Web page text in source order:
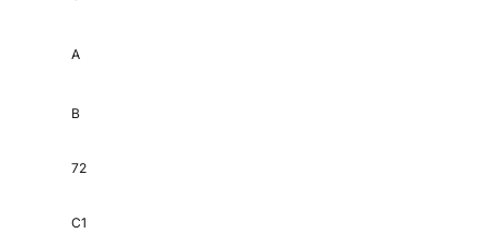
A
B
72
C1